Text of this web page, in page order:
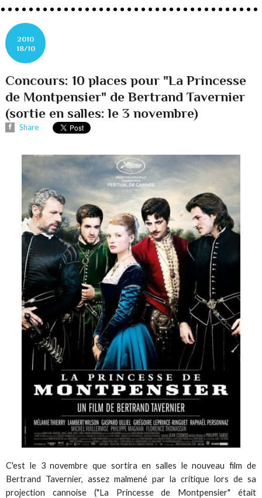
2010
18/10
Concours: 10 places pour "La Princesse
de Montpensier" de Bertrand Tavernier
(sortie en salles: le 3 novembre)
Share
C'est le 3 novembre que sortira en salles le nouveau film de
Bertrand Tavernier, assez malmené par la critique lors de sa
projection cannoise ("La Princesse de Montpensier" était